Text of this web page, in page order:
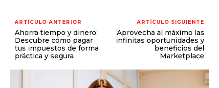
ARTÍCULO ANTERIOR
Ahorra tiempo y dinero:
Descubre cómo pagar
tus impuestos de forma
práctica y segura
ARTÍCULO SIGUIENTE
Aprovecha al máximo las
infinitas oportunidades y
beneficios del
Marketplace